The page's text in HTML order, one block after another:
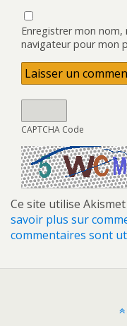
Enregistrer mon
navigateur pour mon
CAPTCHA Code
Ce site utilise
savoir plus sur
commentaires sont